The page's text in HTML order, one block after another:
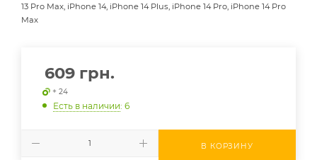
13 Pro Max, iPhone 14, iPhone 14 Plus, iPhone 14 Pro, iPhone 14 Pro
Max
609 грн.
+ 24
Есть в наличии: 6
В КОРЗИНУ